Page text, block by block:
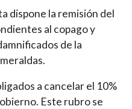
dispone la remisión del
al copago y
de la
a cancelar el 10%
Este rubro se